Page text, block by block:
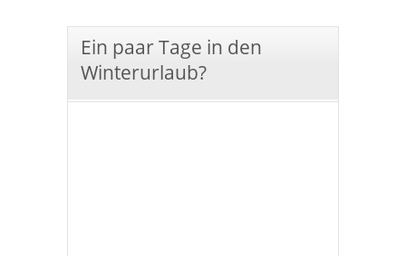
Ein paar Tage in den
Winterurlaub?